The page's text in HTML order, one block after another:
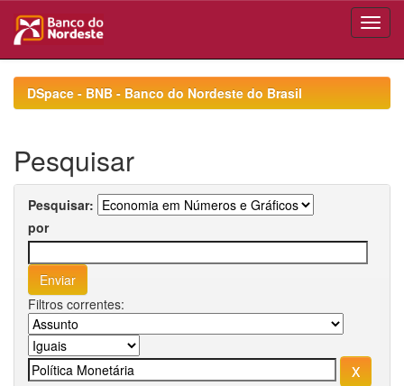
navigationDSpace - BNB - Banco do Nordeste do Brasil
Pesquisar
Pesquisar:
por
Filtros correntes: